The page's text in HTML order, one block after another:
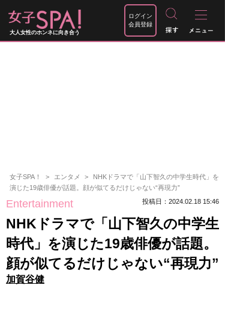
大人女性のホンネに向き合う
ログイン
会員登録
女子SPA！ エンタメ
NHKドラマで「山下智久の中学生時代」を
演じた19歳俳優が話題。顔が似てるだけじゃない“再現力”
Entertainment 投稿日：2024.02.18 15:46
NHKドラマで「山下智久の中学生
時代」を演じた19歳俳優が話題。
顔が似てるだけじゃない“再現力”
加賀谷健